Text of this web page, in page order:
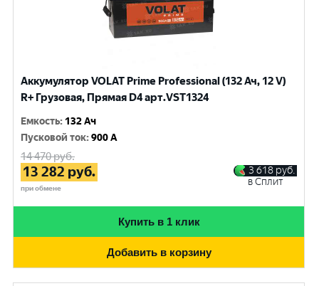
Аккумулятор VOLAT Prime Professional (132 Ач, 12 V)
R+ Грузовая, Прямая D4 арт.VST1324
Емкость: 132 Ач
Пусковой ток:900 A
14 470руб.
13 282 руб.
при обмене
3 618 руб.
в Сплит
Купить в 1 клик
Добавить в корзину